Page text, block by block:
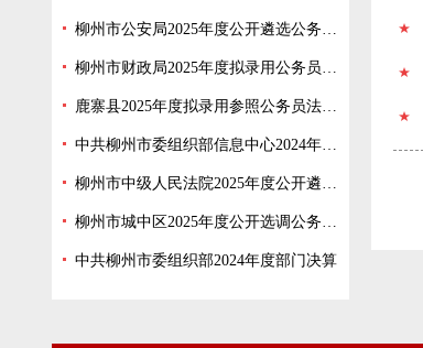
柳州市公安局2025年度公开遴选公务员拟遴选人员公示
柳州市财政局2025年度拟录用公务员公示（第二批）
鹿寨县2025年度拟录用参照公务员法管理单位工作人员公示（第五批）
中共柳州市委组织部信息中心2024年度单位决算
柳州市中级人民法院2025年度公开遴选公务员拟遴选人员公示
柳州市城中区2025年度公开选调公务员拟选调人员公示
中共柳州市委组织部2024年度部门决算